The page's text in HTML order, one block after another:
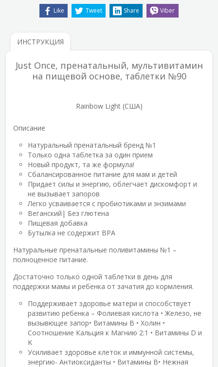
Like Tweet Share Viber
ИНСТРУКЦИЯ
Just Once, пренатальный, мультивитамин
на пищевой основе, таблетки №90
Rainbow Light (США)
Описание
Натуральный пренатальный бренд №1
Только одна таблетка за один прием
Новый продукт, та же формула!
Сбалансированное питание для мам и детей
Придает силы и энергию, облегчает дискомфорт и
не вызывает запоров
Легко усваивается с пробиотиками и энзимами
Веганский| Без глютена
Пищевая добавка
Бутылка не содержит BPA
Натуральные пренатальные поливитамины №1 –
полноценное питание.
Достаточно только одной таблетки в день для
поддержки мамы и ребенка от зачатия до кормления.
Поддерживает здоровье матери и способствует
развитию ребенка – Фолиевая кислота • Железо, не
вызывющее запор• Витамины В • Холин •
Соотношение Кальция к Магнию 2:1 • Витамины D и
K
Усиливает здоровье клеток и иммунной системы,
энергию- Антиоксиданты • Витамины В• Нежная